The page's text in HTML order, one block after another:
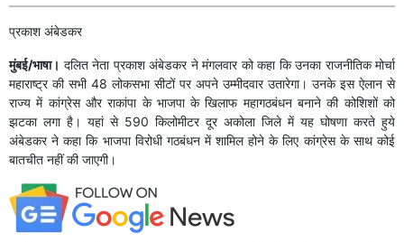
प्रकाश अंबेडकर
मुंबई/भाषा। दलित नेता प्रकाश अंबेडकर ने मंगलवार को कहा कि उनका राजनीतिक मोर्चा
महाराष्ट्र की सभी 48 लोकसभा सीटों पर अपने उम्मीदवार उतारेगा। उनके इस ऐलान से
राज्य में कांग्रेस और राकांपा के भाजपा के खिलाफ महागठबंधन बनाने की कोशिशों को
झटका लगा है। यहां से 590 किलोमीटर दूर अकोला जिले में यह घोषणा करते हुये
अंबेडकर ने कहा कि भाजपा विरोधी गठबंधन में शामिल होने के लिए कांग्रेस के साथ कोई
बातचीत नहीं की जाएगी।